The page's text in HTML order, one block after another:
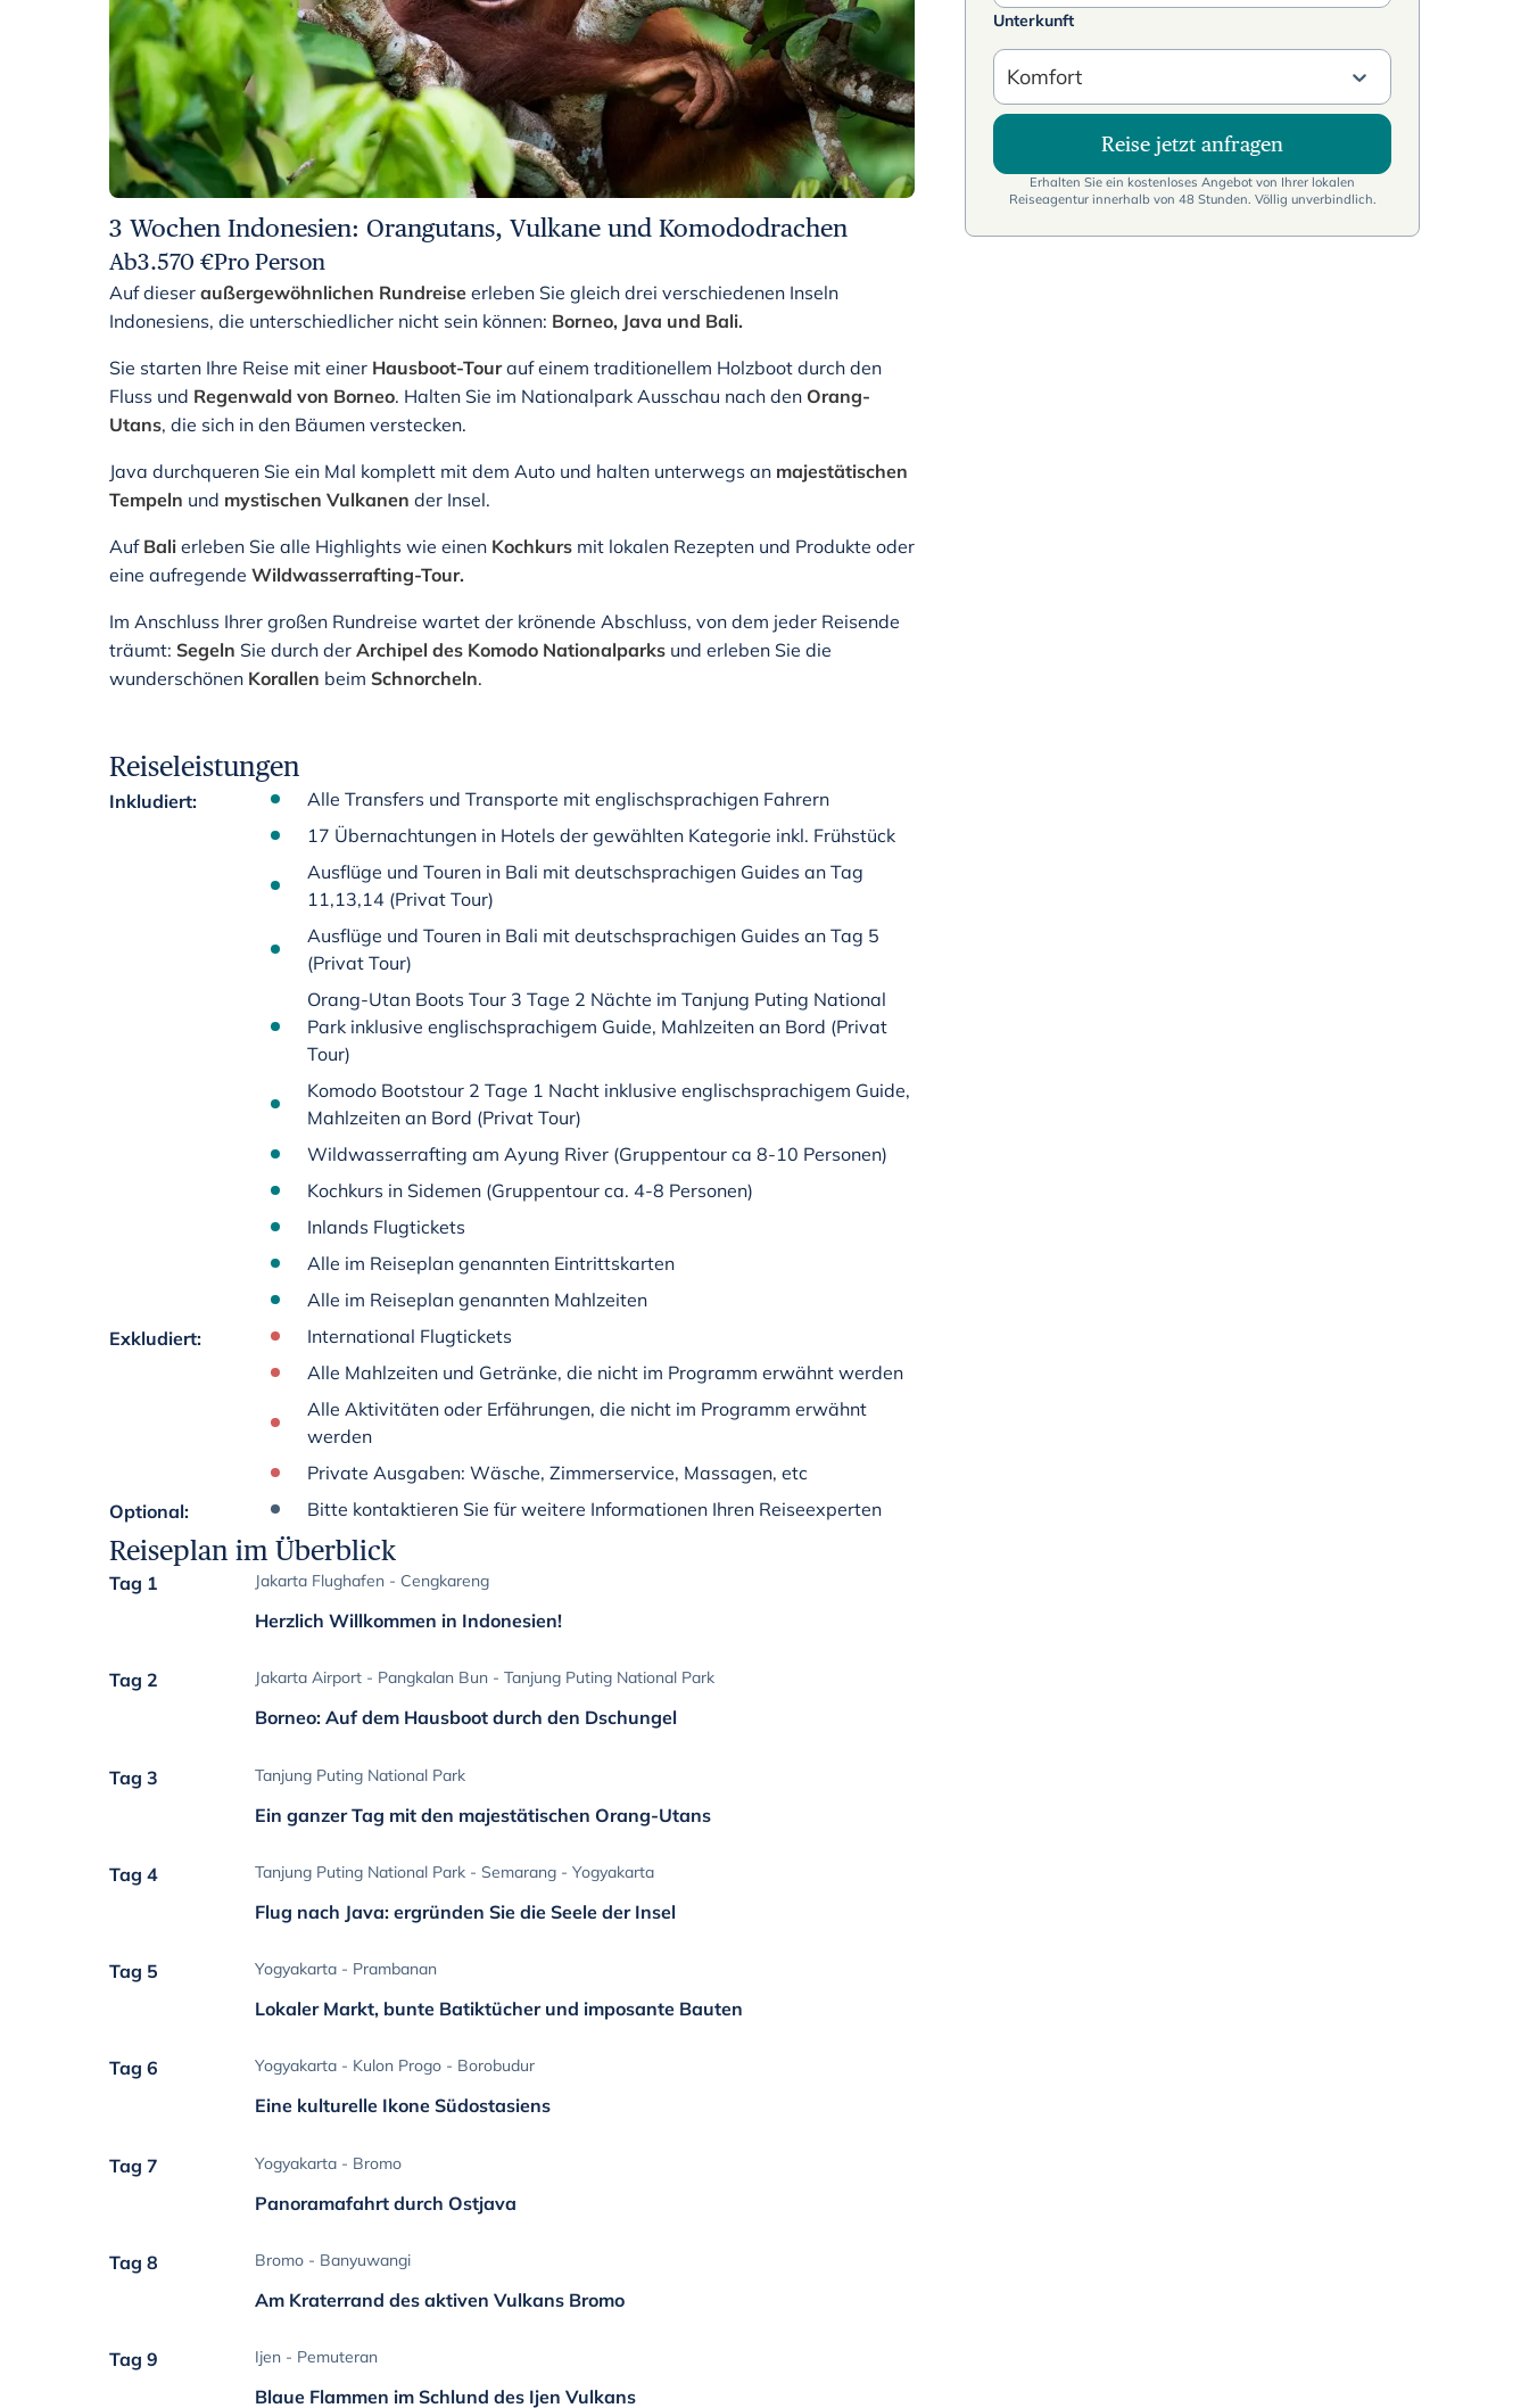
3 Wochen Indonesien: Orangutans, Vulkane und Komododrachen
Ab3.570 €Pro Person
Auf dieser außergewöhnlichen Rundreise erleben Sie gleich drei verschiedenen Inseln
Indonesiens, die unterschiedlicher nicht sein können: Borneo, Java und Bali.
Sie starten Ihre Reise mit einer Hausboot-Tourauf einem traditionellem Holzboot durch den
Fluss und Regenwald von Borneo. Halten Sie im Nationalpark Ausschau nach den Orang-
Utans, die sich in den Bäumen verstecken.
Java durchqueren Sie ein Mal komplett mit dem Auto und halten unterwegs an majestätischen
Tempeln und mystischen Vulkanen der Insel.
Auf Bali erleben Sie alle Highlights wie einen Kochkurs mit lokalen Rezepten und Produkte oder
eine aufregende Wildwasserrafting-Tour.
Im Anschluss Ihrer großen Rundreise wartet der krönende Abschluss, von dem jeder Reisende
träumt: Segeln Sie durch der Archipel des Komodo Nationalparks und erleben Sie die
wunderschönen Korallen beim Schnorcheln.
Reiseleistungen
Inkludiert:
Alle Transfers und Transporte mit englischsprachigen Fahrern
17 Übernachtungen in Hotels der gewählten Kategorie inkl. Frühstück
Ausflüge und Touren in Bali mit deutschsprachigen Guides an Tag
11,13,14 (Privat Tour)
Ausflüge und Touren in Bali mit deutschsprachigen Guides an Tag 5
(Privat Tour)
Orang-Utan Boots Tour 3 Tage 2 Nächte im Tanjung Puting National
Park inklusive englischsprachigem Guide, Mahlzeiten an Bord (Privat
Tour)
Komodo Bootstour 2 Tage 1 Nacht inklusive englischsprachigem Guide,
Mahlzeiten an Bord (Privat Tour)
Wildwasserrafting am Ayung River (Gruppentour ca 8-10 Personen)
Kochkurs in Sidemen (Gruppentour ca. 4-8 Personen)
Inlands Flugtickets
Alle im Reiseplan genannten Eintrittskarten
Alle im Reiseplan genannten Mahlzeiten
Exkludiert:
International Flugtickets
Alle Mahlzeiten und Getränke, die nicht im Programm erwähnt werden
Alle Aktivitäten oder Erfährungen, die nicht im Programm erwähnt
werden
Private Ausgaben: Wäsche, Zimmerservice, Massagen, etc
Optional: Bitte kontaktieren Sie für weitere Informationen Ihren Reiseexperten
Reiseplan im Überblick
Tag 1 Jakarta Flughafen - Cengkareng
Herzlich Willkommen in Indonesien!
Tag 2 Jakarta Airport - Pangkalan Bun - Tanjung Puting National Park
Borneo: Auf dem Hausboot durch den Dschungel
Tag 3 Tanjung Puting National Park
Ein ganzer Tag mit den majestätischen Orang-Utans
Tag 4 Tanjung Puting National Park - Semarang - Yogyakarta
Flug nach Java: ergründen Sie die Seele der Insel
Tag 5 Yogyakarta - Prambanan
Lokaler Markt, bunte Batiktücher und imposante Bauten
Tag 6 Yogyakarta - Kulon Progo - Borobudur
Eine kulturelle Ikone Südostasiens
Tag 7 Yogyakarta - Bromo
Panoramafahrt durch Ostjava
Tag 8 Bromo - Banyuwangi
Am Kraterrand des aktiven Vulkans Bromo
Tag 9 Ijen - Pemuteran
Blaue Flammen im Schlund des Ijen Vulkans
Unterkunft
Komfort
Reise jetzt anfragen
Erhalten Sie ein kostenloses Angebot von Ihrer lokalen
Reiseagentur innerhalb von 48 Stunden. Völlig unverbindlich.